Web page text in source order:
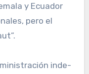
y Ecuador
pe­ro el
inde­